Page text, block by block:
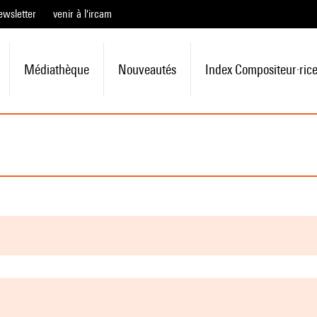
venir à l'ircam
Médiathèque Nouveautés Index Compositeur·rice